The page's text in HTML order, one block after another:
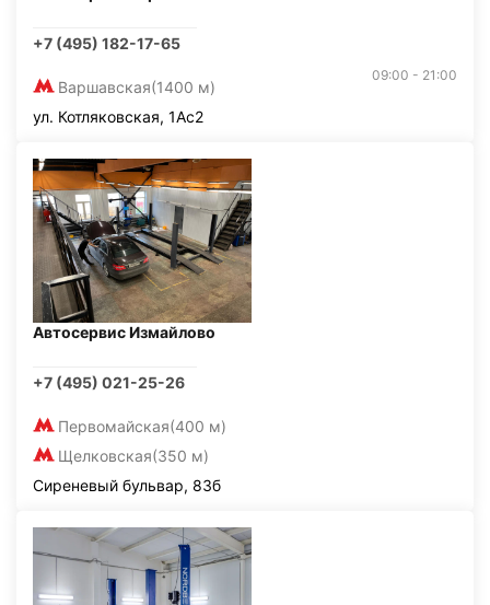
+7 (495) 182-17-65
Варшавская(1400 м)
09:00 - 21:00
ул. Котляковская, 1Ас2
Автосервис Измайлово
+7 (495) 021-25-26
Первомайская(400 м)
Щелковская(350 м)
Сиреневый бульвар, 83б